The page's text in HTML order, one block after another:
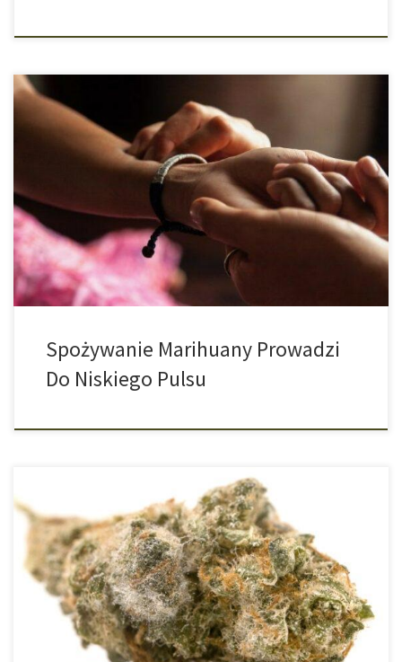
Skutki Spożywania Marihuany Marihuana sprawia, że jedni ludzie
stają się spokojniejsi, z kolei drudzy bardziej nakręceni. Wszystko
zależy od spożywanej odmiany oraz od uwarunkowań samego
palacza, np. w jakim stopniu rozwinęła się u niego tolerancja na
THC oraz innych czynników metabolicznych. Aby dowiedzieć się,
jaki wpływ na tętno spoczynkowe ma […]
Spożywanie Marihuany Prowadzi
Do Niskiego Pulsu
Jedna Trzecia Marihuany w Luksemburgu Jest Zanieczyszczona
Jedna trzecia nielegalnej marihuany w Luksemburgu jest
zanieczyszczona mikotoksynami. Jest to wynik obszernego
badania przeprowadzonego przez Laboratoire National de Santé
(LNS), w którym dwa zespoły (toksykologii analitycznej i chemii
farmaceutycznej) zbadały próbki marihuany i haszyszu pod kątem
obecności mikotoksyn. Zgodnie z badaniem przeprowadzonym